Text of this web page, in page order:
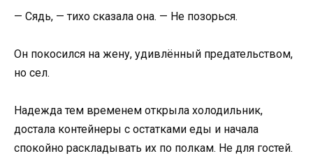
— Сядь, — тихо сказала она. — Не позорься.
Он покосился на жену, удивлённый предательством,
но сел.
Надежда тем временем открыла холодильник,
достала контейнеры с остатками еды и начала
спокойно раскладывать их по полкам. Не для гостей.